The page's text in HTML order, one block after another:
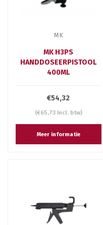
MK
MK H3PS
HANDDOSEERPISTOOL
400ML
€54,32
(€65,73 Incl. btw)
Meer informatie